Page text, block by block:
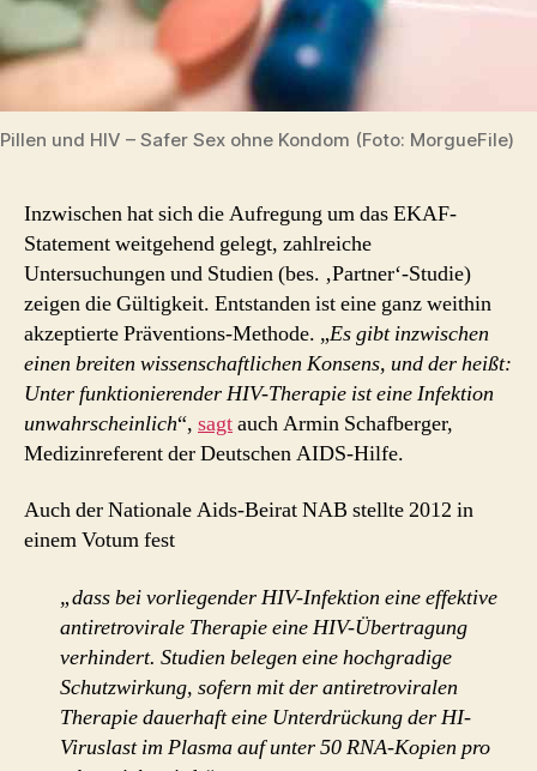
Pillen und HIV – Safer Sex ohne Kondom (Foto: MorgueFile)
Inzwischen hat sich die Aufregung um das EKAF-
Statement weitgehend gelegt, zahlreiche
Untersuchungen und Studien (bes. ‚Partner‘-Studie)
zeigen die Gültigkeit. Entstanden ist eine ganz weithin
akzeptierte Präventions-Methode. „Es gibt inzwischen
einen breiten wissenschaftlichen Konsens, und der heißt:
Unter funktionierender HIV-Therapie ist eine Infektion
unwahrscheinlich“, sagtauch Armin Schafberger,
Medizinreferent der Deutschen AIDS-Hilfe.
Auch der Nationale Aids-Beirat NAB stellte 2012 in
einem Votum fest
„dass bei vorliegender HIV-Infektion eine effektive
antiretrovirale Therapie eine HIV-Übertragung
verhindert. Studien belegen eine hochgradige
Schutzwirkung, sofern mit der antiretroviralen
Therapie dauerhaft eine Unterdrückung der HI-
Viruslast im Plasma auf unter 50 RNA-Kopien pro